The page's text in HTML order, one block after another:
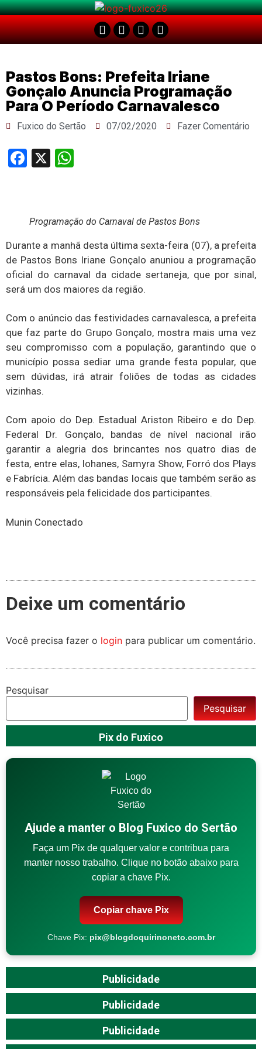
Pastos Bons: Prefeita Iriane
Gonçalo Anuncia Programação
Para O Período Carnavalesco
Fuxico do Sertão 07/02/2020 Fazer Comentário
Facebook
X
Programação do Carnaval de Pastos Bons
Durante a manhã desta última sexta-feira (07), a prefeita
de Pastos Bons Iriane Gonçalo anuniou a programação
oficial do carnaval da cidade sertaneja, que por sinal,
será um dos maiores da região.
Com o anúncio das festividades carnavalesca, a prefeita
que faz parte do Grupo Gonçalo, mostra mais uma vez
seu compromisso com a população, garantindo que o
município possa sediar uma grande festa popular, que
sem dúvidas, irá atrair foliões de todas as cidades
vizinhas.
Com apoio do Dep. Estadual Ariston Ribeiro e do Dep.
Federal Dr. Gonçalo, bandas de nível nacional irão
garantir a alegria dos brincantes nos quatro dias de
festa, entre elas, Iohanes, Samyra Show, Forró dos Plays
e Fabrícia. Além das bandas locais que também serão as
responsáveis pela felicidade dos participantes.
Munin Conectado
Deixe um comentário
Você precisa fazer o login para publicar um comentário.
Pesquisar
Pesquisar
Pix do Fuxico
Ajude a manter o Blog Fuxico do Sertão
Faça um Pix de qualquer valor e contribua para
manter nosso trabalho. Clique no botão abaixo para
copiar a chave Pix.
Copiar chave Pix
Chave Pix: pix@blogdoquirinoneto.com.br
Publicidade
Publicidade
Publicidade